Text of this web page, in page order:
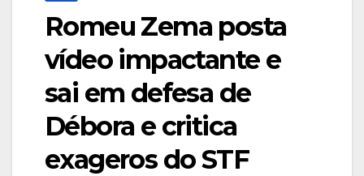
Romeu Zema posta
vídeo impactante e
sai em defesa de
Débora e critica
exageros do STF